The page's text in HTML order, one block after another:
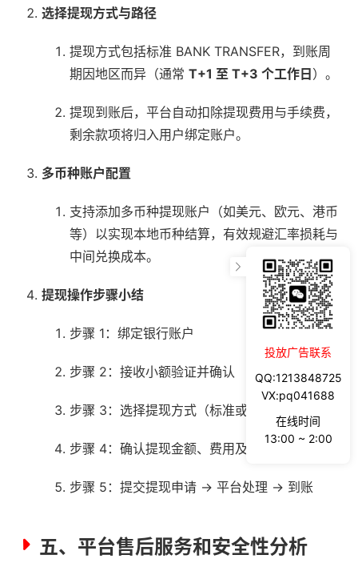
选择提现方式与路径
提现方式包括标准 BANK TRANSFER，到账周
期因地区而异（通常 T+1 至 T+3 个工作日）。
提现到账后，平台自动扣除提现费用与手续费，
剩余款项将归入用户绑定账户。
多币种账户配置
支持添加多币种提现账户（如美元、欧元、港币
等）以实现本地币种结算，有效规避汇率损耗与
中间兑换成本。
提现操作步骤小结
步骤 1：绑定银行账户
步骤 2：接收小额验证并确认
步骤 3：选择提现方式（标准或本地币种）
步骤 4：确认提现金额、费用及到账时间
步骤 5：提交提现申请 → 平台处理 → 到账
五、平台售后服务和安全性分析
投放广告联系
QQ:1213848725
VX:pq041688
在线时间
13:00 ~ 2:00